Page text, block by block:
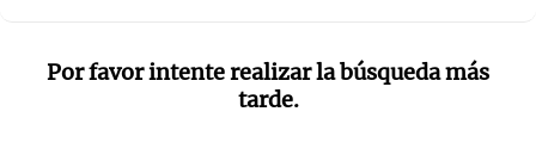
Por favor intente realizar la búsqueda más
tarde.